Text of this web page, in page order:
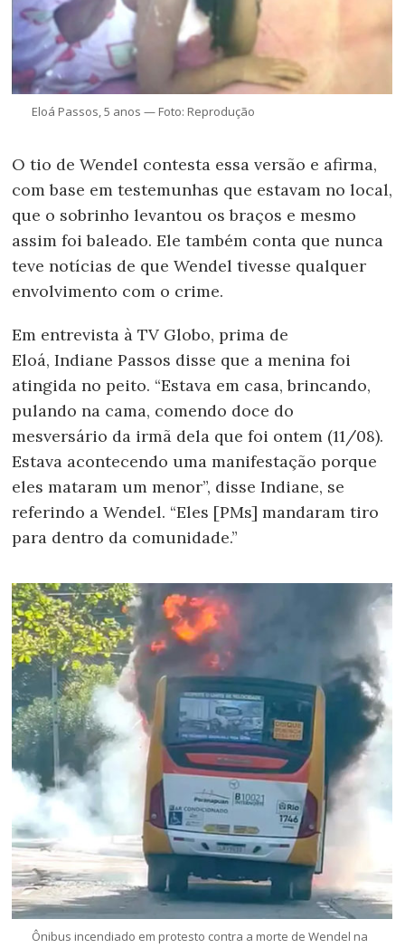
Eloá Passos, 5 anos — Foto: Reprodução
O tio de Wendel contesta essa versão e afirma,
com base em testemunhas que estavam no local,
que o sobrinho levantou os braços e mesmo
assim foi baleado. Ele também conta que nunca
teve notícias de que Wendel tivesse qualquer
envolvimento com o crime.
Em entrevista à TV Globo, prima de
Eloá, Indiane Passos disse que a menina foi
atingida no peito. “Estava em casa, brincando,
pulando na cama, comendo doce do
mesversário da irmã dela que foi ontem (11/08).
Estava acontecendo uma manifestação porque
eles mataram um menor”, disse Indiane, se
referindo a Wendel. “Eles [PMs] mandaram tiro
para dentro da comunidade.”
Ônibus incendiado em protesto contra a morte de Wendel na